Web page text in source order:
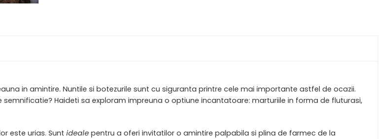
in amintire. Nuntile si botezurile sunt cu siguranta printre cele mai importante astfel de ocazii.
Haideti sa exploram impreuna o optiune incantatoare: marturiile in forma de fluturasi,
este urias. Sunt ideale pentru a oferi invitatilor o amintire palpabila si plina de farmec de la